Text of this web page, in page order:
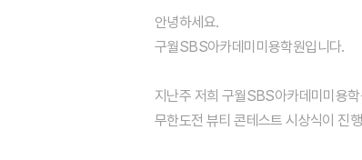
안녕하세요.
구월SBS아카데미미용학원입니다.
지난주 저희 구월SBS아카데미미용학
무한도전 뷰티 콘테스트 시상식이 진